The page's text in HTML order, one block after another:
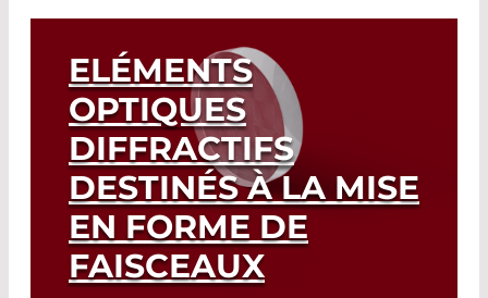
Read More
ELÉMENTS
OPTIQUES
DIFFRACTIFS
DESTINÉS À LA MISE
EN FORME DE
FAISCEAUX